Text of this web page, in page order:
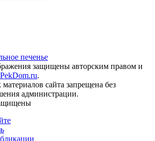
печенье
защищены авторским правом и
PekDom.ru.
сайта запрещена без
администрации.